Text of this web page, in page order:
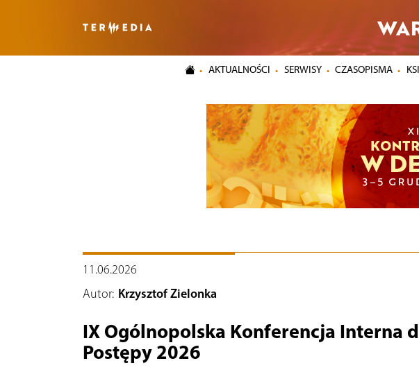
AKTUALNOŚCI SERWISY CZASOPISMA
11.06.2026
Autor: Krzysztof Zielonka
IX Ogólnopolska Konferencja Interna
Postępy 2026